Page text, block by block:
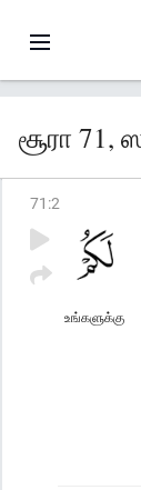
சூரா
71 :2
உங்களுக்கு